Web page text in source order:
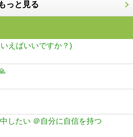
もっと見る
えばいいですか？)
したい ＠自分に自信を持つ